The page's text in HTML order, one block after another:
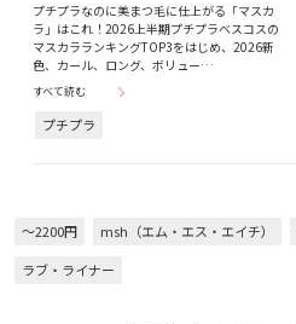
プチプラなのに美まつ毛に仕上がる「マスカ
ラ」はこれ！2026上半期プチプラベスコスの
マスカラランキングTOP3をはじめ、2026新
色、カール、ロング、ボリュー…
すべて読む
プチプラ
～2200円 msh（エム・エス・エイチ）
ラブ・ライナー